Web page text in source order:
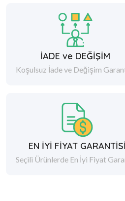
İADE ve DEĞİŞİM
Koşulsuz İade ve Değişim
EN İYİ FİYAT GARANTİSİ
Seçili Ürünlerde En İyi Fiyat